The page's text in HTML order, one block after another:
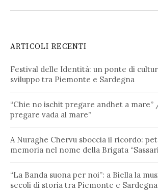
ARTICOLI RECENTI
Festival delle Identità: un ponte di
sviluppo tra Piemonte e Sardegna
“Chie no ischit pregare andhet a mare”
pregare vada al mare”
A Nuraghe Chervu sboccia il ricordo:
memoria nel nome della Brigata
“La Banda suona per noi”: a Biella la
secoli di storia tra Piemonte e Sardegna